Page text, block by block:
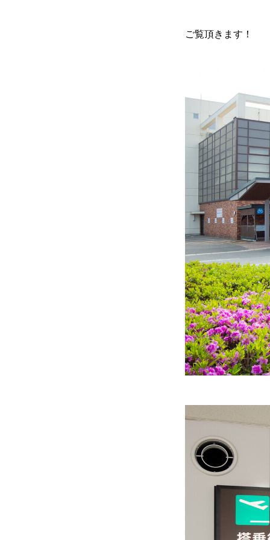
無料で登録したい企業様はこち
メディア取材受付口はこちら
北海道最強のビジネス課題解
北海道最強のビジネス課題解決コ
ご覧頂きます！